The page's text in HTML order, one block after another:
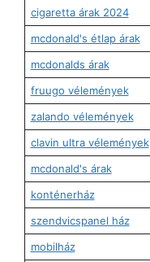
cigaretta árak 2024
mcdonald's étlap árak
mcdonalds árak
fruugo vélemények
zalando vélemények
clavin ultra vélemények
mcdonald's árak
konténerház
szendvicspanel ház
mobilház